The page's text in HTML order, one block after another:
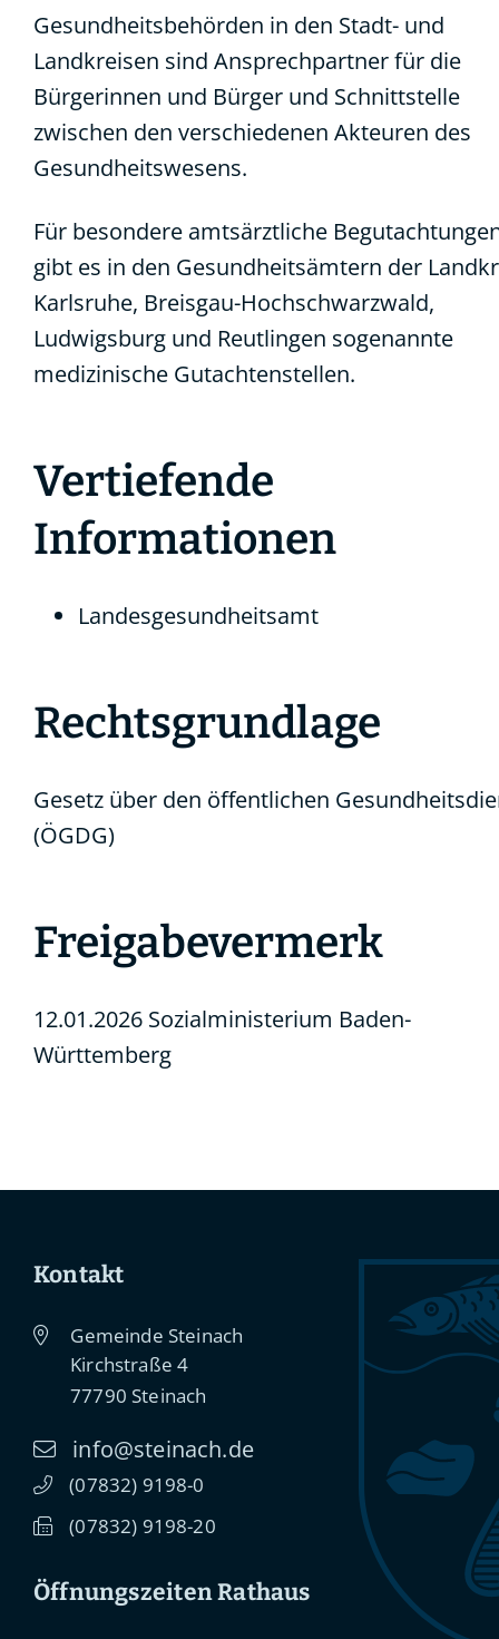
Gesundheitsbehörden in den Stadt- und
Landkreisen sind Ansprechpartner für die
Bürgerinnen und Bürger und Schnittstelle
zwischen den verschiedenen Akteuren des
Gesundheitswesens.
Für besondere amtsärztliche
gibt es in den Gesundheitsämtern der
Karlsruhe, Breisgau-Hochschwarzwald,
Ludwigsburg und Reutlingen sogenannte
medizinische Gutachtenstellen.
Vertiefende
Informationen
Landesgesundheitsamt
Rechtsgrundlage
Gesetz über den öffentlichen
(ÖGDG)
Freigabevermerk
12.01.2026 Sozialministerium Baden-
Württemberg
Kontakt
Gemeinde Steinach
Kirchstraße 4
77790 Steinach
info@steinach.de
(07832) 91 98-0
(07832) 91 98-20
Öffnungszeiten Rathaus